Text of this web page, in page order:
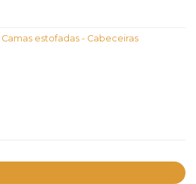
Camas estofadas - Cabeceiras